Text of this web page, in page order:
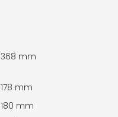
368 mm
178 mm
180 mm